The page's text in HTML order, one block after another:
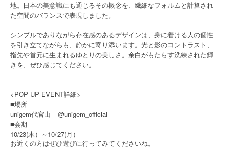
地。日本の美意識にも通じるその概念を、繊細なフォルムと計算され
た空間のバランスで表現しました。
シンプルでありながら存在感のあるデザインは、身に着ける人の個性
を引き立てながらも、静かに寄り添います。光と影のコントラスト、
指先や首元に生まれるゆとりの美しさ。余白がもたらす洗練された輝
きを、ぜひ感じてください。
<POP UP EVENT詳細>
■場所
unigem代官山 @unigem_official
■会期
10/23(木）～10/27(月）
お近くの方はぜひ遊びに行ってみてくださいね。